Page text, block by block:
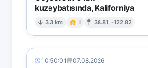
kuzeybatısında, Kaliforniya
3.3 km I 38.81, -122.82
10:50:01 07.08.2026